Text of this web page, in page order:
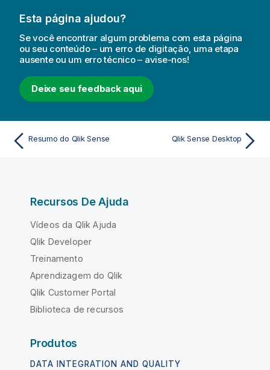
Esta página ajudou?
Se você encontrar algum problema com esta página
ou seu conteúdo – um erro de digitação, uma etapa
ausente ou um erro técnico – avise-nos!
Deixe seu feedback aqui
Resumo do Qlik Sense Qlik Sense Desktop
Recursos De Ajuda
Vídeos da Qlik Ajuda
Qlik Developer
Treinamento
Aprendizagem do Qlik
Qlik Customer Portal
Biblioteca de recursos
Produtos
DATA INTEGRATION AND QUALITY